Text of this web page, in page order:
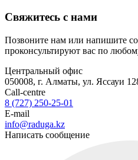
Свяжитесь с нами
Позвоните нам или напишите
проконсультируют вас по
Центральный офис
050008, г. Алматы, ул. Яссауи
Call-centre
8 (727) 250-25-01
E-mail
info@raduga.kz
Написать сообщение